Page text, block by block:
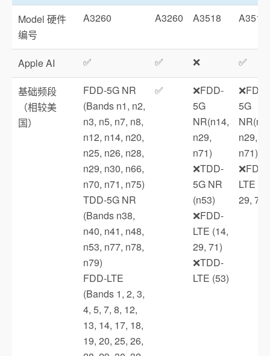
Model 硬件
编号
A3260 A3260 A3518 A3517
Apple AI ✅ ✅ ❌ ✅
基础频段
（相较美
国）
FDD‑5G NR
(Bands n1, n2,
n3, n5, n7, n8,
n12, n14, n20,
n25, n26, n28,
n29, n30, n66,
n70, n71, n75)
TDD‑5G NR
(Bands n38,
n40, n41, n48,
n53, n77, n78,
n79)
FDD‑LTE
(Bands 1, 2, 3,
4, 5, 7, 8, 12,
13, 14, 17, 18,
19, 20, 25, 26,
✅
❌FDD-
5G
NR(n14,
n29,
n71)
❌TDD-
5G NR
(n53)
❌FDD-
LTE (14,
29, 71)
❌TDD-
LTE (53)
❌FDD-
5G
n29,
n71)
❌FDD-
LTE
29, 71)